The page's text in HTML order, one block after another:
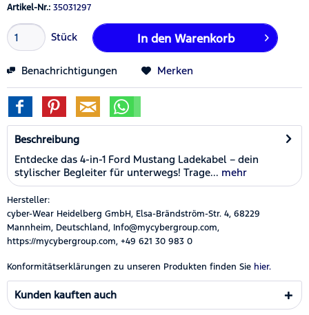
Artikel-Nr.: 35031297
Stück In den Warenkorb
Benachrichtigungen Merken
Beschreibung
Entdecke das 4-in-1 Ford Mustang Ladekabel – dein
stylischer Begleiter für unterwegs! Trage... mehr
Hersteller:
cyber-Wear Heidelberg GmbH, Elsa-Brändström-Str. 4, 68229
Mannheim, Deutschland, Info@mycybergroup.com,
https://mycybergroup.com, +49 621 30 983 0
Konformitätserklärungen zu unseren Produkten finden Sie hier.
Kunden kauften auch